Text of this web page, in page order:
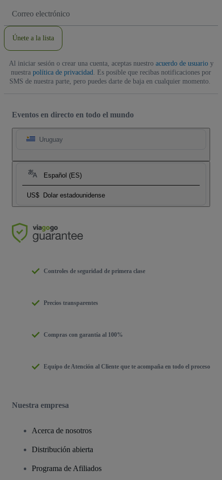
de
Únete a la lista
Al iniciar sesión o crear una cuenta, aceptas nuestro acuerdo de usuarioy
nuestra política de privacidad. Es posible que recibas notificaciones por
SMS de nuestra parte, pero puedes darte de baja en cualquier momento.
Eventos en directo en todo el mundo
Uruguay
Español (ES)
US$ Dolar estadounidense
Controles de seguridad de primera clase
Precios transparentes
Compras con garantía al 100%
Equipo de Atención al Cliente que te acompaña en todo el proceso
Nuestra empresa
Acerca de nosotros
Distribución abierta
Programa de Afiliados